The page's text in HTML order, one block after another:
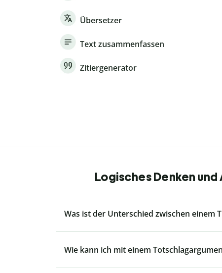
Übersetzer
Text zusammenfassen
Zitiergenerator
Logisches Denken
Was ist der Unterschied zwischen einem
Wie kann ich mit einem